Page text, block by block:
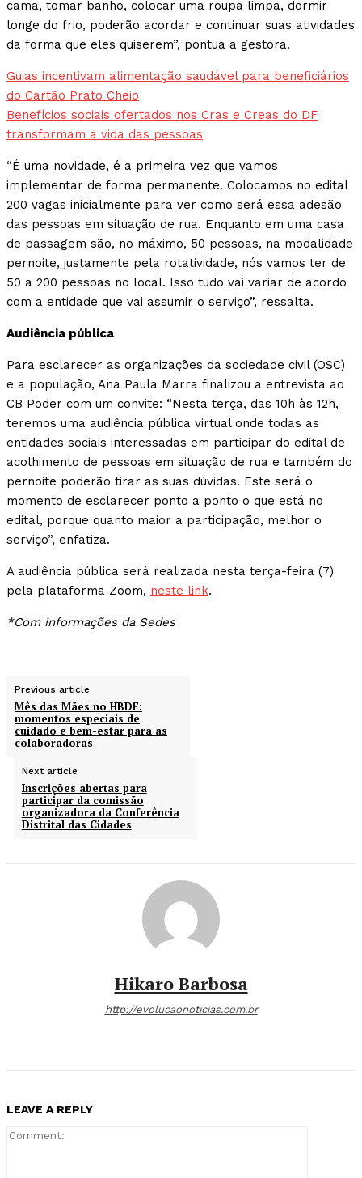
cama, tomar banho, colocar uma roupa limpa, dormir
longe do frio, poderão acordar e continuar suas atividades
da forma que eles quiserem”, pontua a gestora.
Guias incentivam alimentação saudável para beneficiários
do Cartão Prato Cheio
Benefícios sociais ofertados nos Cras e Creas do DF
transformam a vida das pessoas
“É uma novidade, é a primeira vez que vamos
implementar de forma permanente. Colocamos no edital
200 vagas inicialmente para ver como será essa adesão
das pessoas em situação de rua. Enquanto em uma casa
de passagem são, no máximo, 50 pessoas, na modalidade
pernoite, justamente pela rotatividade, nós vamos ter de
50 a 200 pessoas no local. Isso tudo vai variar de acordo
com a entidade que vai assumir o serviço”, ressalta.
Audiência pública
Para esclarecer as organizações da sociedade civil (OSC)
e a população, Ana Paula Marra finalizou a entrevista ao
CB Poder com um convite: “Nesta terça, das 10h às 12h,
teremos uma audiência pública virtual onde todas as
entidades sociais interessadas em participar do edital de
acolhimento de pessoas em situação de rua e também do
pernoite poderão tirar as suas dúvidas. Este será o
momento de esclarecer ponto a ponto o que está no
edital, porque quanto maior a participação, melhor o
serviço”, enfatiza.
A audiência pública será realizada nesta terça-feira (7)
pela plataforma Zoom, neste link.
*Com informações da Sedes
Previous article
Mês das Mães no HBDF:
momentos especiais de
cuidado e bem-estar para as
colaboradoras
Next article
Inscrições abertas para
participar da comissão
organizadora da Conferência
Distrital das Cidades
Hikaro Barbosa
http://evolucaonoticias.com.br
LEAVE A REPLY